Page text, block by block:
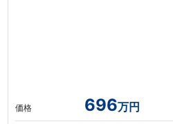
価格 696万円